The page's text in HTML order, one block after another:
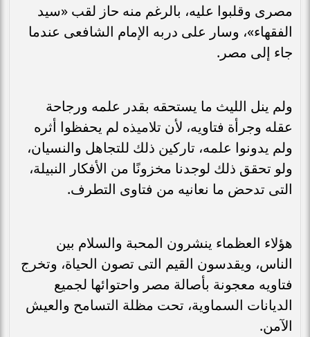
مصرى وقلبوا عليه، بالرغم منه حاز لقب «سيد
الفقهاء»، وسار على دربه الإمام الشافعى عندما
جاء إلى مصر.
ولم ينل الليث ما يستحقه بقدر علمه ورجاحة
عقله وجرأة فتاويه، لأن تلاميذه لم يحفظوا أثره
ولم يدونوا علمه، تاركين ذلك للتجاهل والنسيان،
ولو تحقق ذلك لوجدنا مخزونًا من الأفكار النبيلة،
التى تدحض ما نعانيه من فتاوى التطرف.
هؤلاء العظماء ينشرون المحبة والسلام بين
الناس، ويقدسون القيم التى تصون الحياة، وتخرج
فتاويه معجونة بأصالة مصر واحتوائها لجميع
الديانات السماوية، تحت مظلة التسامح والعيش
الآمن.